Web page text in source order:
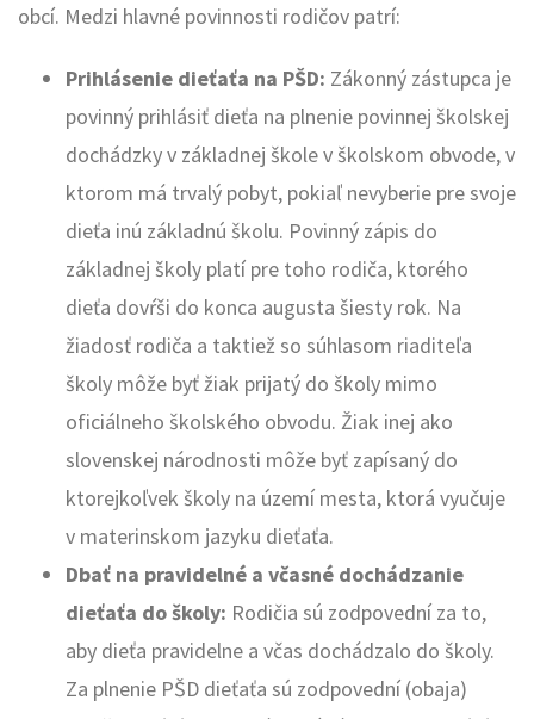
obcí. Medzi hlavné povinnosti rodičov patrí:
Prihlásenie dieťaťa na PŠD: Zákonný zástupca je
povinný prihlásiť dieťa na plnenie povinnej školskej
dochádzky v základnej škole v školskom obvode, v
ktorom má trvalý pobyt, pokiaľ nevyberie pre svoje
dieťa inú základnú školu. Povinný zápis do
základnej školy platí pre toho rodiča, ktorého
dieťa dovŕši do konca augusta šiesty rok. Na
žiadosť rodiča a taktiež so súhlasom riaditeľa
školy môže byť žiak prijatý do školy mimo
oficiálneho školského obvodu. Žiak inej ako
slovenskej národnosti môže byť zapísaný do
ktorejkoľvek školy na území mesta, ktorá vyučuje
v materinskom jazyku dieťaťa.
Dbať na pravidelné a včasné dochádzanie
dieťaťa do školy: Rodičia sú zodpovední za to,
aby dieťa pravidelne a včas dochádzalo do školy.
Za plnenie PŠD dieťaťa sú zodpovední (obaja)